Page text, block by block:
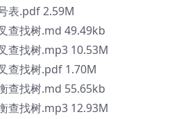
表.pdf 2.59M
查找树.md 49.49kb
查找树.mp3 10.53M
查找树.pdf 1.70M
查找树.md 55.65kb
查找树.mp3 12.93M